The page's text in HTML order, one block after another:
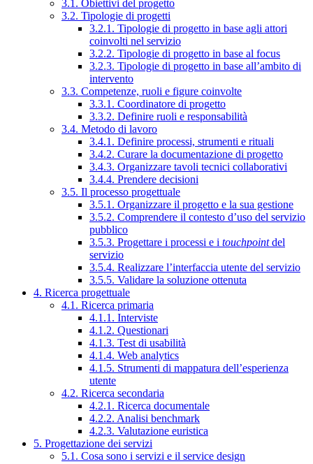
3.1. Obiettivi del progetto
3.2. Tipologie di progetti
3.2.1. Tipologie di progetto in base agli attori
coinvolti nel servizio
3.2.2. Tipologie di progetto in base al focus
3.2.3. Tipologie di progetto in base all’ambito di
intervento
3.3. Competenze, ruoli e figure coinvolte
3.3.1. Coordinatore di progetto
3.3.2. Definire ruoli e responsabilità
3.4. Metodo di lavoro
3.4.1. Definire processi, strumenti e rituali
3.4.2. Curare la documentazione di progetto
3.4.3. Organizzare tavoli tecnici collaborativi
3.4.4. Prendere decisioni
3.5. Il processo progettuale
3.5.1. Organizzare il progetto e la sua gestione
3.5.2. Comprendere il contesto d’uso del servizio
pubblico
3.5.3. Progettare i processi e i touchpointdel
servizio
3.5.4. Realizzare l’interfaccia utente del servizio
3.5.5. Validare la soluzione ottenuta
4. Ricerca progettuale
4.1. Ricerca primaria
4.1.1. Interviste
4.1.2. Questionari
4.1.3. Test di usabilità
4.1.4. Web analytics
4.1.5. Strumenti di mappatura dell’esperienza
utente
4.2. Ricerca secondaria
4.2.1. Ricerca documentale
4.2.2. Analisi benchmark
4.2.3. Valutazione euristica
5. Progettazione dei servizi
5.1. Cosa sono i servizi e il service design